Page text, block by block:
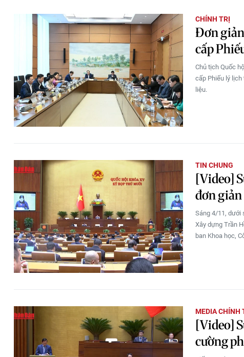
CHÍNH TRỊ
Đơn
cấp
Chủ tịch Quốc
cấp Phiếu lý
liệu.
TIN CHUNG
[Video]
đơn
Sáng 4/11, dưới
Xây dựng Trần
ban Khoa học,
MEDIA CHÍNH
[Video]
cường